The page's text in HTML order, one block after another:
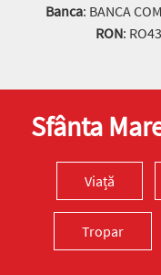
Banca: BANCA
RON:
Sfânta
Viață
Tropar